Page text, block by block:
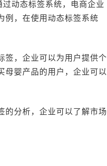
动态标签系统，电商企业
例，在使用动态标签系统
签，企业可以为用户提供个
母婴产品的用户，企业可以
的分析，企业可以了解市场